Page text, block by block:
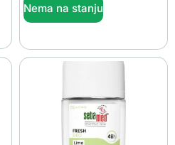
Nema na stanju